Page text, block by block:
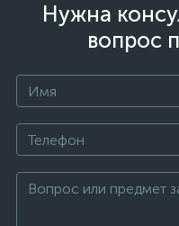
Нужна
вопрос